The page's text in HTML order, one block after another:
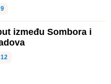
9
između Sombora i
12